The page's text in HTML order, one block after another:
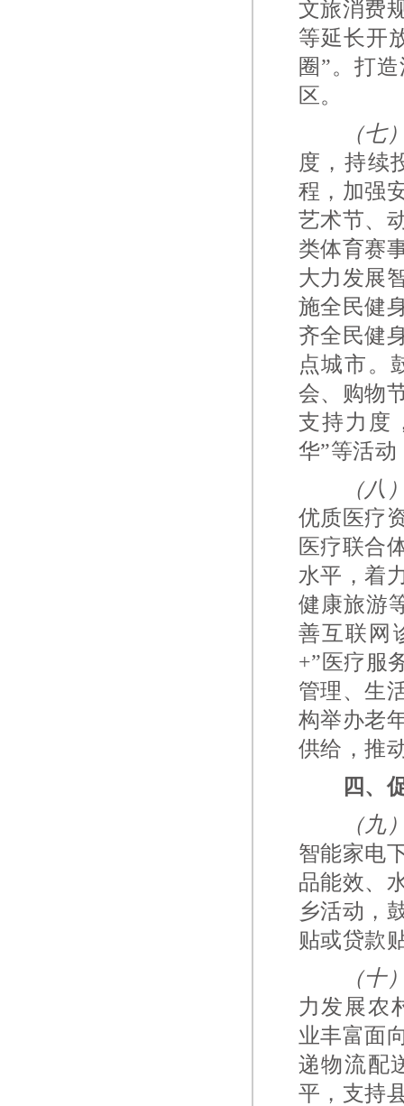
文旅消费
等延长开
圈”。打
区。
（七
度，持续
程，加强
艺术节、
类体育赛
大力发展
施全民健
齐全民健
点城市。
会、购物
支持力度
华”等活
（八
优质医疗
医疗联合
水平，着
健康旅游
善互联网
+”医疗服
管理、生
构举办老
供给，推
四、
（九
智能家电
品能效、
乡活动，
贴或贷款
（十
力发展农
业丰富面
递物流配
平，支持